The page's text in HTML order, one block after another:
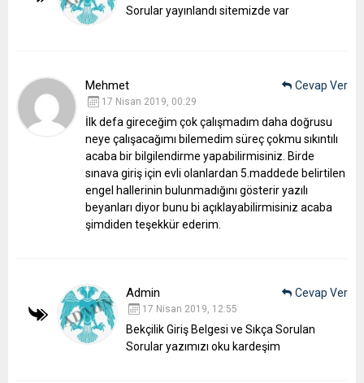
Sorular yayınlandı sitemizde var
Mehmet
17 Nisan 2019, 00:29
İlk defa gireceğim çok çalışmadım daha doğrusu
neye çalışacağımı bilemedim süreç çokmu sıkıntılı
acaba bir bilgilendirme yapabilirmisiniz. Birde
sınava giriş için evli olanlardan 5.maddede belirtilen
engel hallerinin bulunmadığını gösterir yazılı
beyanları diyor bunu bi açıklayabilirmisiniz acaba
şimdiden teşekkür ederim.
Cevap Ver
Admin
17 Nisan 2019, 12:55
Bekçilik Giriş Belgesi ve Sıkça Sorulan
Sorular yazımızı oku kardeşim
Cevap Ver